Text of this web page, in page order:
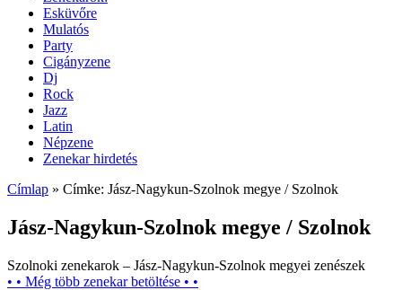
Esküvőre
Mulatós
Party
Cigányzene
Dj
Rock
Jazz
Latin
Népzene
Zenekar hirdetés
Címlap » Címke: Jász-Nagykun-Szolnok megye / Szolnok
Jász-Nagykun-Szolnok megye / Szolnok
Szolnoki zenekarok – Jász-Nagykun-Szolnok megyei zenészek
• • Még több zenekar betöltése • •